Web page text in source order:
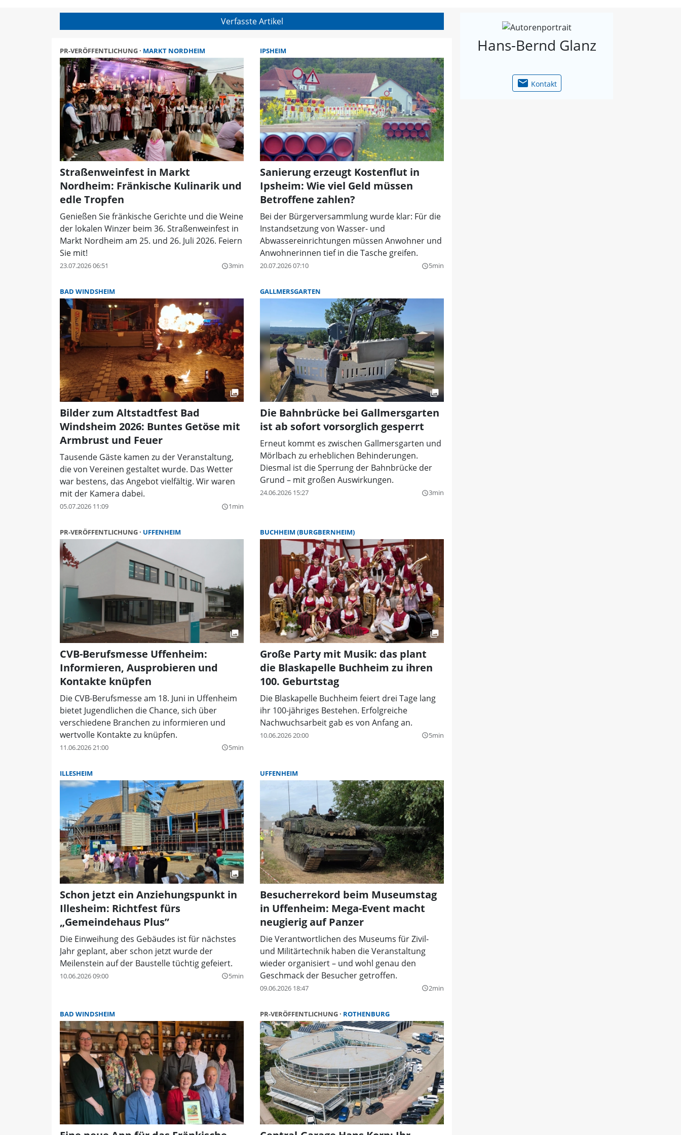
Alle Artikel von Hans-Bernd Glanz - FLZ.de | FLZ.de
Verfasste Artikel
PR-VERÖFFENTLICHUNG MARKT NORDHEIM
Straßenweinfest in Markt
Nordheim: Fränkische Kulinarik und
edle Tropfen
Genießen Sie fränkische Gerichte und die Weine
der lokalen Winzer beim 36. Straßenweinfest in
Markt Nordheim am 25. und 26. Juli 2026. Feiern
Sie mit!
23.07.2026 06:51 query_builder3min
IPSHEIM
Sanierung erzeugt Kostenflut in
Ipsheim: Wie viel Geld müssen
Betroffene zahlen?
Bei der Bürgerversammlung wurde klar: Für die
Instandsetzung von Wasser- und
Abwassereinrichtungen müssen Anwohner und
Anwohnerinnen tief in die Tasche greifen.
20.07.2026 07:10 query_builder5min
BAD WINDSHEIM
Bilder zum Altstadtfest Bad
Windsheim 2026: Buntes Getöse mit
Armbrust und Feuer
Tausende Gäste kamen zu der Veranstaltung,
die von Vereinen gestaltet wurde. Das Wetter
war bestens, das Angebot vielfältig. Wir waren
mit der Kamera dabei.
05.07.2026 11:09 query_builder1min
GALLMERSGARTEN
Die Bahnbrücke bei Gallmersgarten
ist ab sofort vorsorglich gesperrt
Erneut kommt es zwischen Gallmersgarten und
Mörlbach zu erheblichen Behinderungen.
Diesmal ist die Sperrung der Bahnbrücke der
Grund – mit großen Auswirkungen.
24.06.2026 15:27 query_builder3min
PR-VERÖFFENTLICHUNG UFFENHEIM
CVB-Berufsmesse Uffenheim:
Informieren, Ausprobieren und
Kontakte knüpfen
Die CVB-Berufsmesse am 18. Juni in Uffenheim
bietet Jugendlichen die Chance, sich über
verschiedene Branchen zu informieren und
wertvolle Kontakte zu knüpfen.
11.06.2026 21:00 query_builder5min
BUCHHEIM (BURGBERNHEIM)
Große Party mit Musik: das plant
die Blaskapelle Buchheim zu ihren
100. Geburtstag
Die Blaskapelle Buchheim feiert drei Tage lang
ihr 100-jähriges Bestehen. Erfolgreiche
Nachwuchsarbeit gab es von Anfang an.
10.06.2026 20:00 query_builder5min
ILLESHEIM
Schon jetzt ein Anziehungspunkt in
Illesheim: Richtfest fürs
„Gemeindehaus Plus”
Die Einweihung des Gebäudes ist für nächstes
Jahr geplant, aber schon jetzt wurde der
Meilenstein auf der Baustelle tüchtig gefeiert.
10.06.2026 09:00 query_builder5min
UFFENHEIM
Besucherrekord beim Museumstag
in Uffenheim: Mega-Event macht
neugierig auf Panzer
Die Verantwortlichen des Museums für Zivil-
und Militärtechnik haben die Veranstaltung
wieder organisiert – und wohl genau den
Geschmack der Besucher getroffen.
09.06.2026 18:47 query_builder2min
BAD WINDSHEIM PR-VERÖFFENTLICHUNG ROTHENBURG
Hans-Bernd Glanz
email Kontakt